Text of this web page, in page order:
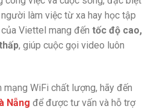
làm việc từ xa hay học tập
của Viettel mang đến tốc độ cao,
, giúp cuộc gọi video luôn
mạng WiFi chất lượng, hãy đến
Nẵng để được tư vấn và hỗ trợ